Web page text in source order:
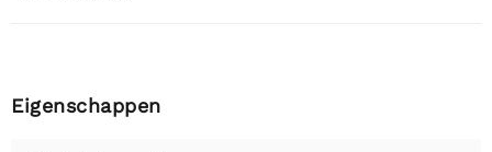
Eigenschappen